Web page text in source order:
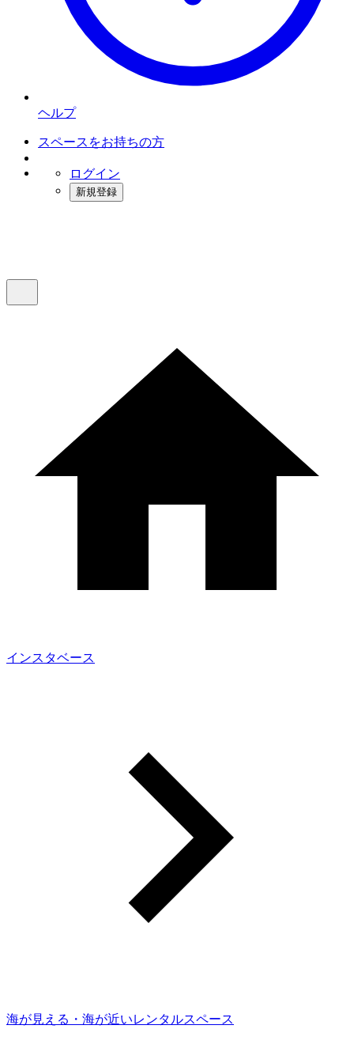
ヘルプ
スペースをお持ちの方
ログイン
新規登録
インスタベース
海が見える・海が近いレンタルスペース